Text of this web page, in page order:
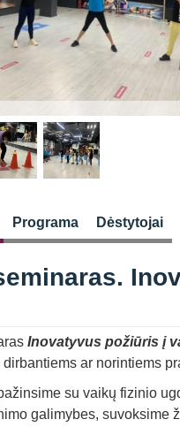
Programa Dėstytojai
Inovatyvus požiūris į
ar norintiems
su vaikų fizinio
galimybes, suvoksime